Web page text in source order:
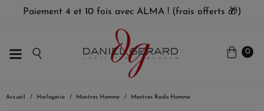
Paiement 4 et 10 fois avec ALMA ! (frais offerts 🎁)
0
Accueil Horlogerie Montres Homme Montres Rado Homme